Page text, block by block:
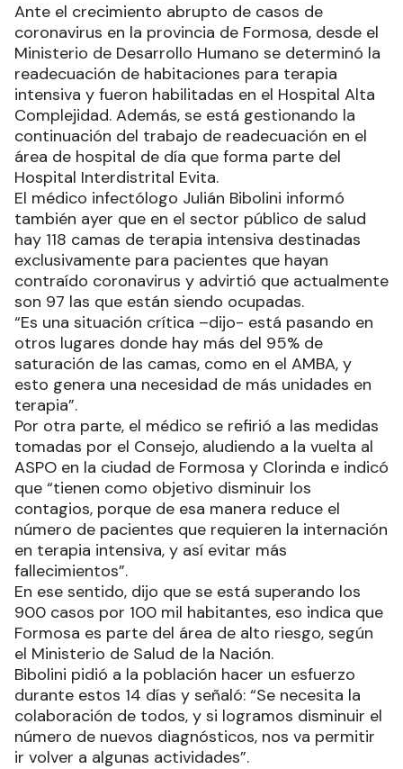
Ante el crecimiento abrupto de casos de
coronavirus en la provincia de Formosa, desde el
Ministerio de Desarrollo Humano se determinó la
readecuación de habitaciones para terapia
intensiva y fueron habilitadas en el Hospital Alta
Complejidad. Además, se está gestionando la
continuación del trabajo de readecuación en el
área de hospital de día que forma parte del
Hospital Interdistrital Evita.
El médico infectólogo Julián Bibolini informó
también ayer que en el sector público de salud
hay 118 camas de terapia intensiva destinadas
exclusivamente para pacientes que hayan
contraído coronavirus y advirtió que actualmente
son 97 las que están siendo ocupadas.
“Es una situación crítica –dijo- está pasando en
otros lugares donde hay más del 95% de
saturación de las camas, como en el AMBA, y
esto genera una necesidad de más unidades en
terapia”.
Por otra parte, el médico se refirió a las medidas
tomadas por el Consejo, aludiendo a la vuelta al
ASPO en la ciudad de Formosa y Clorinda e indicó
que “tienen como objetivo disminuir los
contagios, porque de esa manera reduce el
número de pacientes que requieren la internación
en terapia intensiva, y así evitar más
fallecimientos”.
En ese sentido, dijo que se está superando los
900 casos por 100 mil habitantes, eso indica que
Formosa es parte del área de alto riesgo, según
el Ministerio de Salud de la Nación.
Bibolini pidió a la población hacer un esfuerzo
durante estos 14 días y señaló: “Se necesita la
colaboración de todos, y si logramos disminuir el
número de nuevos diagnósticos, nos va permitir
ir volver a algunas actividades”.